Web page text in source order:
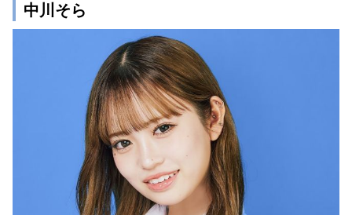
中川そら